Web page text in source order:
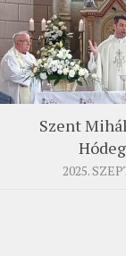
Szent
2025.